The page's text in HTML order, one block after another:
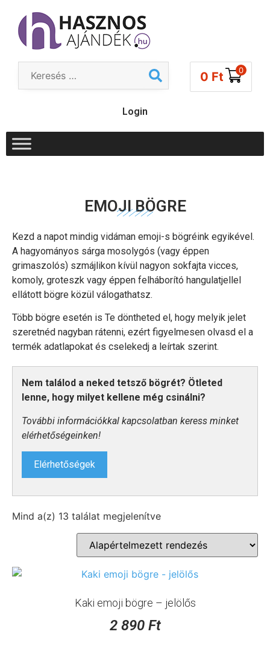
0 Ft 0
Login
EMOJI BÖGRE
Kezd a napot mindig vidáman emoji-s bögréink egyikével.
A hagyományos sárga mosolygós (vagy éppen
grimaszolós) szmájlikon kívül nagyon sokfajta vicces,
komoly, groteszk vagy éppen felháborító hangulatjellel
ellátott bögre közül válogathatsz.
Több bögre esetén is Te döntheted el, hogy melyik jelet
szeretnéd nagyban rátenni, ezért figyelmesen olvasd el a
termék adatlapokat és cselekedj a leírtak szerint.
Nem találod a neked tetsző bögrét? Ötleted
lenne, hogy milyet kellene még csinálni?
További információkkal kapcsolatban keress minket
elérhetőségeinken!
Elérhetőségek
Mind a(z) 13 találat megjelenítve
Kaki emoji bögre – jelölős
2 890 Ft